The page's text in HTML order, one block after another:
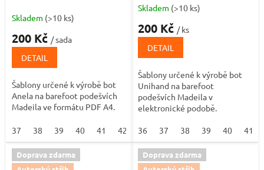
Skladem (>10 ks)
200 Kč / sada
DETAIL
Šablony určené k výrobě bot
Anela na barefoot podešvích
Madeila ve formátu PDF A4.
37 38 39 40 41 42
A
Průměrné
produktu
5,0
5
hvězdiček.
Skladem (>10 ks)
200 Kč / ks
DETAIL
Šablony určené k výrobě bot
Unihand na barefoot
podešvích Madeila v
elektronické podobě.
36 37 38 39 40 41
Doprava zdarma
Doprava zdarma